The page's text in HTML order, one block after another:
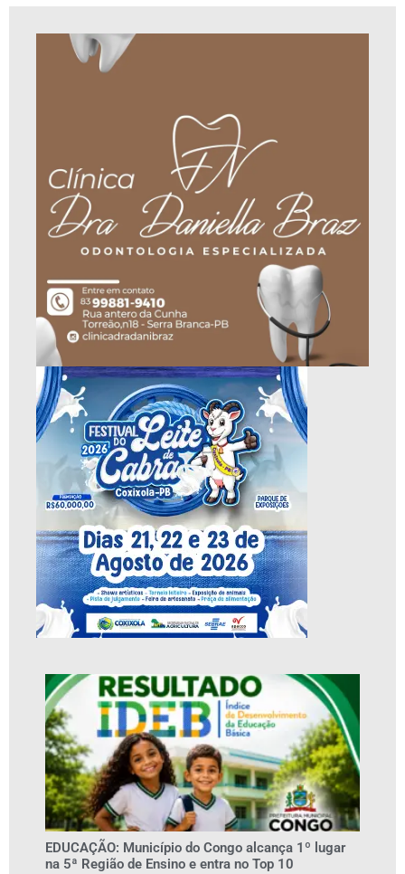
EDUCAÇÃO: Município do Congo alcança 1º lugar
na 5ª Região de Ensino e entra no Top 10